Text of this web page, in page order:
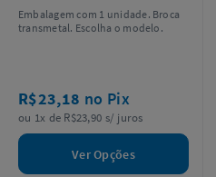
Cruzado FG 19mm –
AllPrime
Embalagem com 1 unidade. Broca
transmetal. Escolha o modelo.
R$23,18 no Pix
ou 1x de R$23,90 s/ juros
Ver Opções